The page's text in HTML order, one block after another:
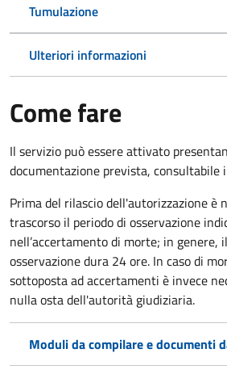
Tumulazione
Ulteriori informazioni
Come fare
Il servizio può essere attivato
documentazione prevista, consultabile
Prima del rilascio dell'autorizzazione è
trascorso il periodo di osservazione
nell’accertamento di morte; in genere,
osservazione dura 24 ore. In caso di
sottoposta ad accertamenti è invece
nulla osta dell'autorità giudiziaria.
Moduli da compilare e documenti